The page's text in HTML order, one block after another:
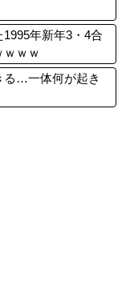
1995年新年3・4合
ｗｗ
る…一体何が起き